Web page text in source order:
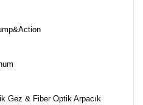
Gez & Fiber Optik Arpacık